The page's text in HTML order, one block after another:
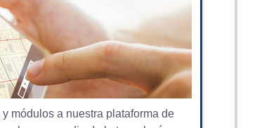
módulos a nuestra plataforma de